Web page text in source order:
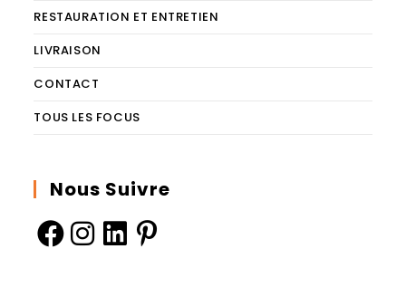
RESTAURATION ET ENTRETIEN
LIVRAISON
CONTACT
TOUS LES FOCUS
Nous Suivre